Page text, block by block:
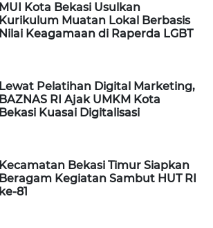
MUI Kota Bekasi Usulkan
Kurikulum Muatan Lokal Berbasis
Nilai Keagamaan di Raperda LGBT
Lewat Pelatihan Digital Marketing,
BAZNAS RI Ajak UMKM Kota
Bekasi Kuasai Digitalisasi
Kecamatan Bekasi Timur Siapkan
Beragam Kegiatan Sambut HUT RI
ke-81